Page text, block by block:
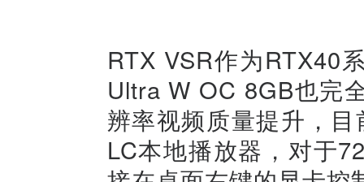
RTX VSR作为RTX40
Ultra W OC 8GB也完
辨率视频质量提升，
LC本地播放器，对于